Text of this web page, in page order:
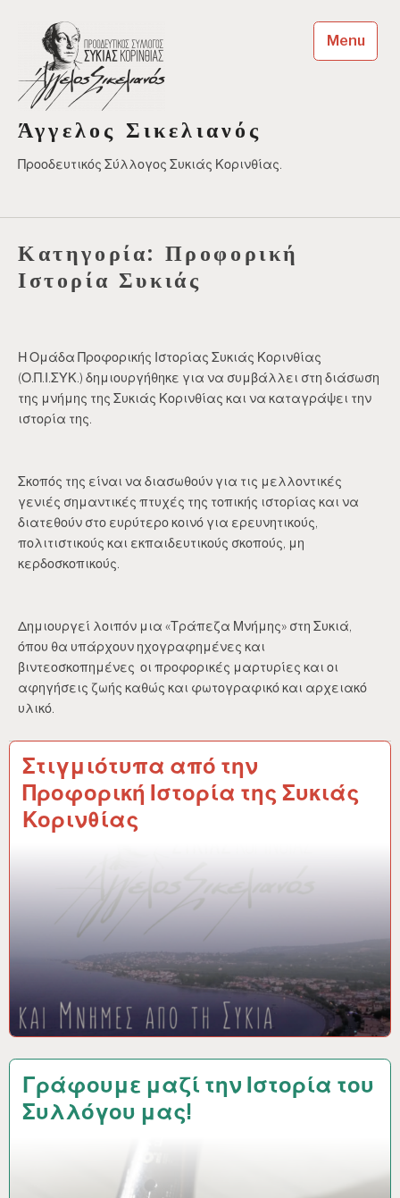
content
Άγγελος Σικελιανός
Προοδευτικός Σύλλογος Συκιάς Κορινθίας.
Menu
Κατηγορία: Προφορική
Ιστορία Συκιάς
Η Ομάδα Προφορικής Ιστορίας Συκιάς Κορινθίας
(Ο.Π.Ι.ΣΥΚ.) δημιουργήθηκε για να συμβάλλει στη διάσωση
της μνήμης της Συκιάς Κορινθίας και να καταγράψει την
ιστορία της.
Σκοπός της είναι να διασωθούν για τις μελλοντικές
γενιές σημαντικές πτυχές της τοπικής ιστορίας και να
διατεθούν στο ευρύτερο κοινό για ερευνητικούς,
πολιτιστικούς και εκπαιδευτικούς σκοπούς, μη
κερδοσκοπικούς.
Δημιουργεί λοιπόν μια «Τράπεζα Μνήμης» στη Συκιά,
όπου θα υπάρχουν ηχογραφημένες και
βιντεοσκοπημένες οι προφορικές μαρτυρίες και οι
αφηγήσεις ζωής καθώς και φωτογραφικό και αρχειακό
υλικό.
Στιγμιότυπα από την
Προφορική Ιστορία της Συκιάς
Κορινθίας
Γράφουμε μαζί την Ιστορία του
Συλλόγου μας!